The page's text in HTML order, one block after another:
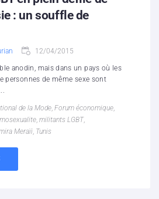
: un souffle de
12/04/2015
anodin, mais dans un pays où les
personnes de même sexe sont
de la Mode Forum économique
militants LGBT,
Meraïi Tunis